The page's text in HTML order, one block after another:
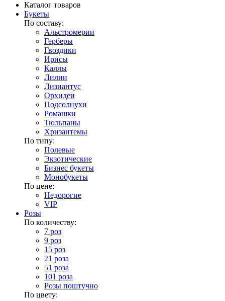
Каталог товаров
Букеты
По составу:
Альстромерии
Герберы
Гвоздики
Ирисы
Каллы
Лилии
Лизиантус
Орхидеи
Подсолнухи
Ромашки
Тюльпаны
Хризантемы
По типу:
Полевые
Экзотические
Бизнес букеты
Монобукеты
По цене:
Недорогие
VIP
Розы
По количеству:
7 роз
9 роз
15 роз
21 роза
51 роза
101 роза
Розы поштучно
По цвету: